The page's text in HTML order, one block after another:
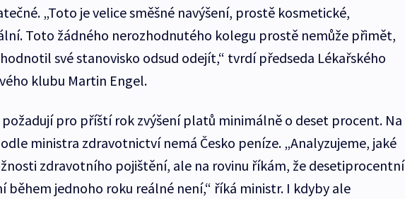
„Toto je velice směšné navýšení, prostě kosmetické,
Toto žádného nerozhodnutého kolegu prostě nemůže přimět,
své stanovisko odsud odejít,“ tvrdí předseda Lékařského
klubu Martin Engel.
pro příští rok zvýšení platů minimálně o deset procent. Na
ministra zdravotnictví nemá Česko peníze. „Analyzujeme, jaké
zdravotního pojištění, ale na rovinu říkám, že desetiprocentní
během jednoho roku reálné není,“ říká ministr. I kdyby ale